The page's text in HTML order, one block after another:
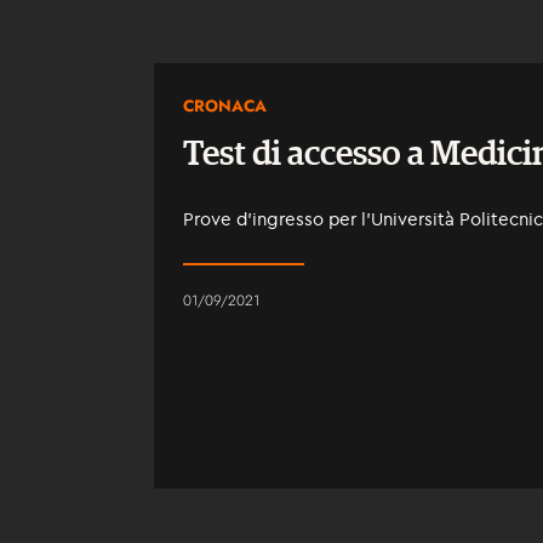
CRONACA
Test di accesso a
Prove d’ingresso per l’Università
01/09/2021